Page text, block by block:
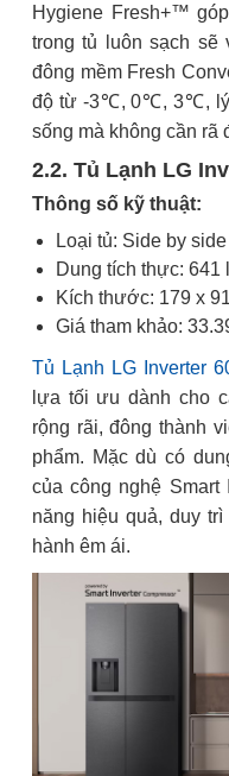
Hygiene Fresh+™
trong tủ luôn sạch sẽ
đông mềm Fresh
độ từ -3℃, 0℃, 3℃, lý
sống mà không cần rã
2.2. Tủ Lạnh LG
Thông số kỹ thuật:
Loại tủ: Side by side
Dung tích thực: 641
Kích thước: 179 x
Giá tham khảo:
Tủ Lạnh LG Inverter
lựa tối ưu dành cho
rộng rãi, đông thành
phẩm. Mặc dù có
của công nghệ Smart
năng hiệu quả, duy
hành êm ái.